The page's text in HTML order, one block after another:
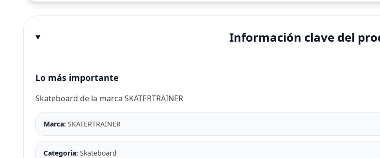
Información clave del
Lo más importante
Skateboard de la marca SKATERTRAINER
Marca: SKATERTRAINER
Categoría: Skateboard